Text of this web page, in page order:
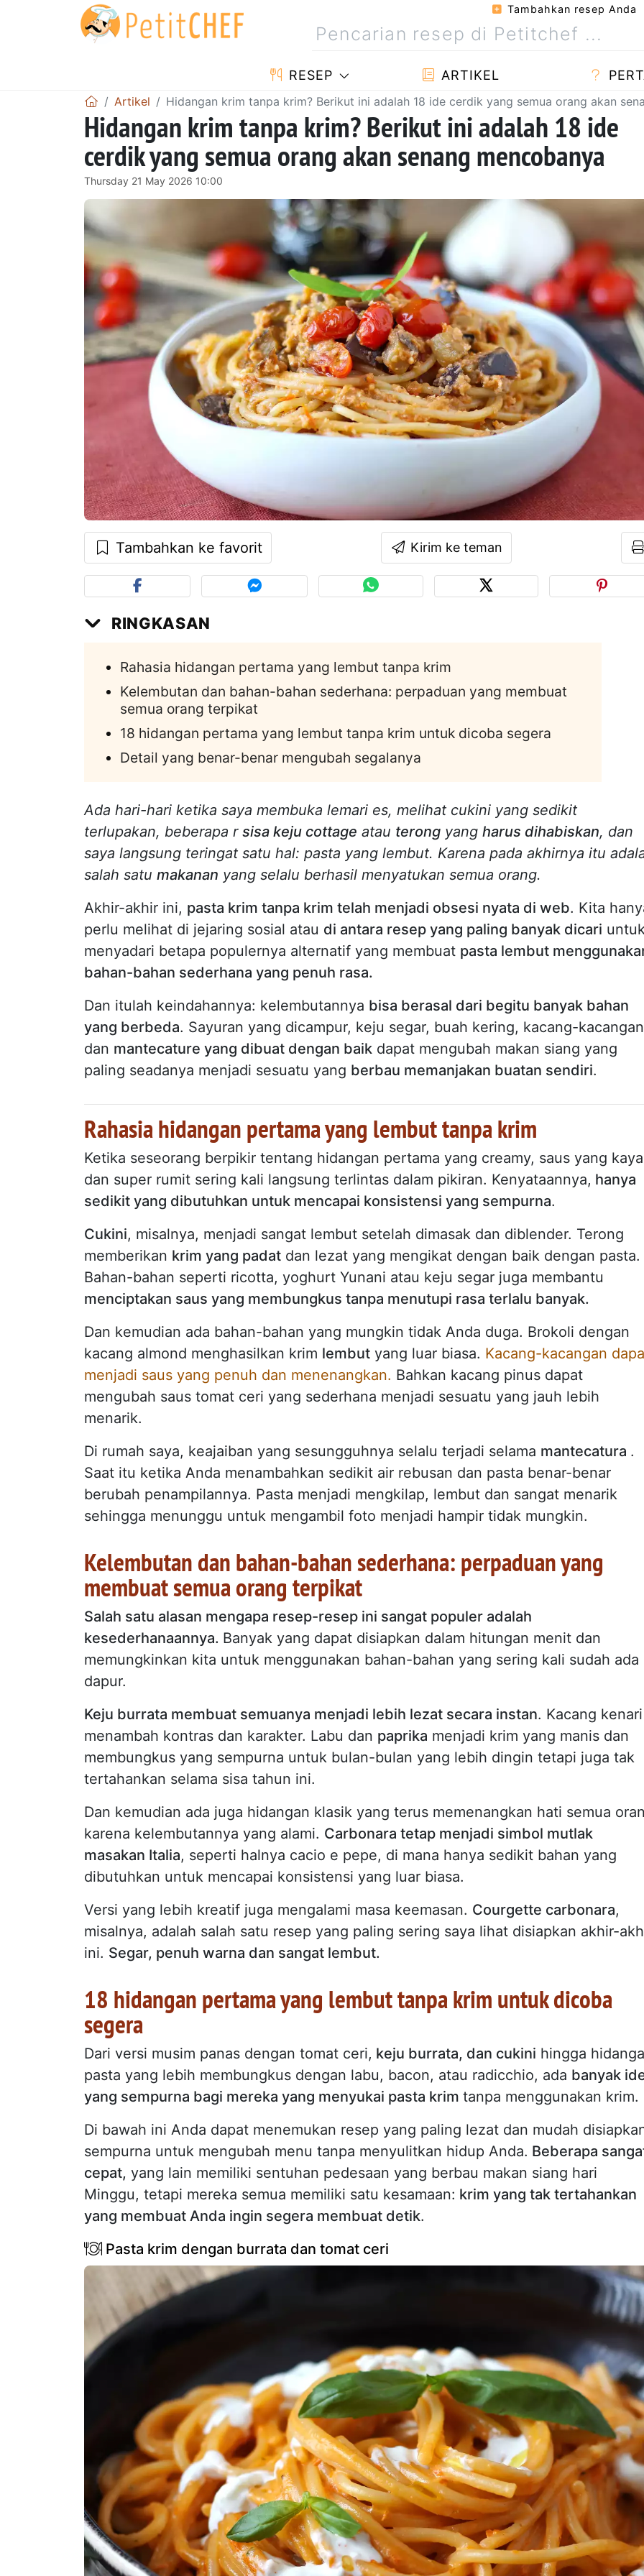
Tambahkan resep Anda
RESEP ARTIKEL
Artikel Hidangan krim tanpa krim? Berikut ini adalah 18 ide cerdik yang semua orang akan
Hidangan krim tanpa krim? Berikut ini adalah 18 ide
cerdik yang semua orang akan senang mencobanya
Thursday 21 May 2026 10:00
Tambahkan ke favorit Kirim ke teman
RINGKASAN
Rahasia hidangan pertama yang lembut tanpa krim
Kelembutan dan bahan-bahan sederhana: perpaduan yang membuat
semua orang terpikat
18 hidangan pertama yang lembut tanpa krim untuk dicoba segera
Detail yang benar-benar mengubah segalanya
Ada hari-hari ketika saya membuka lemari es, melihat cukini yang sedikit
terlupakan, beberapa r sisa keju cottage atau terong yang harus dihabiskan, dan
saya langsung teringat satu hal: pasta yang lembut. Karena pada akhirnya itu
salah satu makanan yang selalu berhasil menyatukan semua orang.
Akhir-akhir ini, pasta krim tanpa krim telah menjadi obsesi nyata di web. Kita
perlu melihat di jejaring sosial atau di antara resep yang paling banyak dicari
menyadari betapa populernya alternatif yang membuat pasta lembut
bahan-bahan sederhana yang penuh rasa.
Dan itulah keindahannya: kelembutannya bisa berasal dari begitu banyak bahan
yang berbeda. Sayuran yang dicampur, keju segar, buah kering, kacang-
dan mantecature yang dibuat dengan baik dapat mengubah makan siang yang
paling seadanya menjadi sesuatu yang berbau memanjakan buatan sendiri.
Rahasia hidangan pertama yang lembut tanpa krim
Ketika seseorang berpikir tentang hidangan pertama yang creamy, saus yang kaya
dan super rumit sering kali langsung terlintas dalam pikiran. Kenyataannya, hanya
sedikit yang dibutuhkan untuk mencapai konsistensi yang sempurna.
Cukini, misalnya, menjadi sangat lembut setelah dimasak dan diblender. Terong
memberikan krim yang padat dan lezat yang mengikat dengan baik dengan pasta.
Bahan-bahan seperti ricotta, yoghurt Yunani atau keju segar juga membantu
menciptakan saus yang membungkus tanpa menutupi rasa terlalu banyak.
Dan kemudian ada bahan-bahan yang mungkin tidak Anda duga. Brokoli dengan
kacang almond menghasilkan krim lembut yang luar biasa. Kacang-kacangan
menjadi saus yang penuh dan menenangkan. Bahkan kacang pinus dapat
mengubah saus tomat ceri yang sederhana menjadi sesuatu yang jauh lebih
menarik.
Di rumah saya, keajaiban yang sesungguhnya selalu terjadi selama mantecatura .
Saat itu ketika Anda menambahkan sedikit air rebusan dan pasta benar-benar
berubah penampilannya. Pasta menjadi mengkilap, lembut dan sangat menarik
sehingga menunggu untuk mengambil foto menjadi hampir tidak mungkin.
Kelembutan dan bahan-bahan sederhana: perpaduan yang
membuat semua orang terpikat
Salah satu alasan mengapa resep-resep ini sangat populer adalah
kesederhanaannya. Banyak yang dapat disiapkan dalam hitungan menit dan
memungkinkan kita untuk menggunakan bahan-bahan yang sering kali sudah ada
dapur.
Keju burrata membuat semuanya menjadi lebih lezat secara instan. Kacang kenari
menambah kontras dan karakter. Labu dan paprika menjadi krim yang manis dan
membungkus yang sempurna untuk bulan-bulan yang lebih dingin tetapi juga tak
tertahankan selama sisa tahun ini.
Dan kemudian ada juga hidangan klasik yang terus memenangkan hati semua
karena kelembutannya yang alami. Carbonara tetap menjadi simbol mutlak
masakan Italia, seperti halnya cacio e pepe, di mana hanya sedikit bahan yang
dibutuhkan untuk mencapai konsistensi yang luar biasa.
Versi yang lebih kreatif juga mengalami masa keemasan. Courgette carbonara,
misalnya, adalah salah satu resep yang paling sering saya lihat disiapkan akhir-
ini. Segar, penuh warna dan sangat lembut.
18 hidangan pertama yang lembut tanpa krim untuk dicoba
segera
Dari versi musim panas dengan tomat ceri, keju burrata, dan cukini hingga
pasta yang lebih membungkus dengan labu, bacon, atau radicchio, ada banyak
yang sempurna bagi mereka yang menyukai pasta krim tanpa menggunakan krim.
Di bawah ini Anda dapat menemukan resep yang paling lezat dan mudah
sempurna untuk mengubah menu tanpa menyulitkan hidup Anda. Beberapa
cepat, yang lain memiliki sentuhan pedesaan yang berbau makan siang hari
Minggu, tetapi mereka semua memiliki satu kesamaan: krim yang tak tertahankan
yang membuat Anda ingin segera membuat detik.
Pasta krim dengan burrata dan tomat ceri